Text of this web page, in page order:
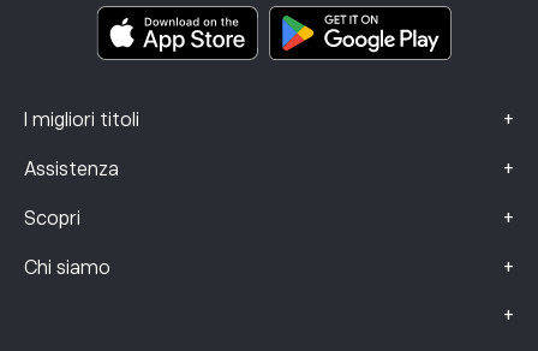
I migliori titoli +
Assistenza +
Scopri +
Chi siamo +
+
Dati sui reclami (clienti FCA)